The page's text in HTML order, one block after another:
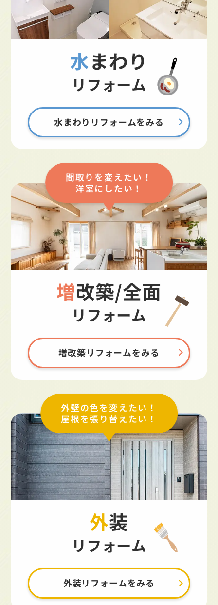
水まわり
リフォーム
水まわりリフォームをみる
間取りを変えたい！
洋室にしたい！
増改築/全面
リフォーム
増改築リフォームをみる
外壁の色を変えたい！
屋根を張り替えたい！
外装
リフォーム
外装リフォームをみる